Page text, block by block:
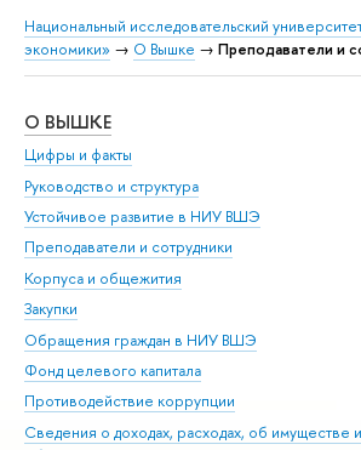
Национальный исследовательский
экономики» → О Вышке → Преподаватели и
О ВЫШКЕ
Цифры и факты
Руководство и структура
Устойчивое развитие в НИУ ВШЭ
Преподаватели и сотрудники
Корпуса и общежития
Закупки
Обращения граждан в НИУ ВШЭ
Фонд целевого капитала
Противодействие коррупции
Сведения о доходах, расходах, об имуществе и